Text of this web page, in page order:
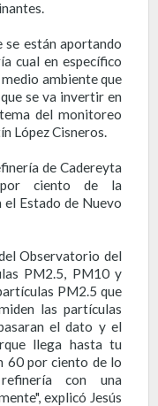
están aportando
cual en específico
ambiente que
se va invertir en
del monitoreo
López Cisneros.
de Cadereyta
ciento de la
Estado de Nuevo
Observatorio del
PM2.5, PM10 y
PM2.5 que
las partículas
el dato y el
llega hasta tu
60 por ciento de lo
con una
explicó Jesús